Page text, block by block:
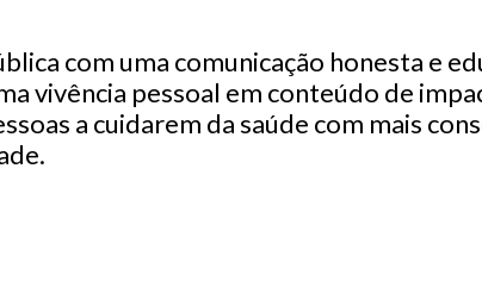
com uma comunicação honesta e
vivência pessoal em conteúdo de
a cuidarem da saúde com mais